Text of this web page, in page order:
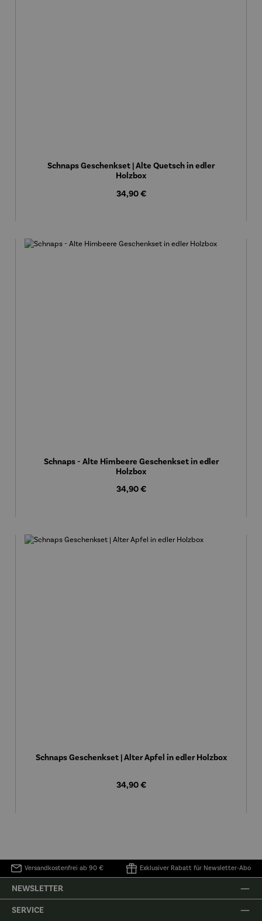
Schnaps Geschenkset | Alte Quetsch in edler
Holzbox
Regulärer Preis:
34,90 €
Schnaps - Alte Himbeere Geschenkset in edler
Holzbox
Regulärer Preis:
34,90 €
Schnaps Geschenkset | Alter Apfel in edler Holzbox
Regulärer Preis:
34,90 €
Versandkostenfrei ab 90 € Exklusiver Rabatt für Newsletter-Abo
NEWSLETTER
SERVICE